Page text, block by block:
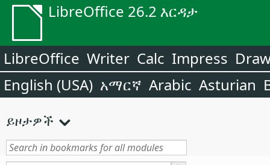
LibreOffice 26.2 እርዳታ
LibreOffice Writer Calc Impress
English (USA) አማርኛ Arabic Asturian
ይዞታዎች